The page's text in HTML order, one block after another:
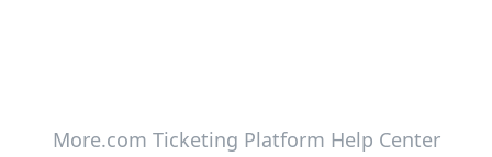
More.com Ticketing Platform Help Center